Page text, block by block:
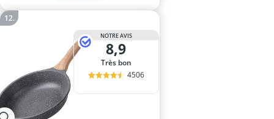
NOTRE AVIS
8,9
Très bon
4506